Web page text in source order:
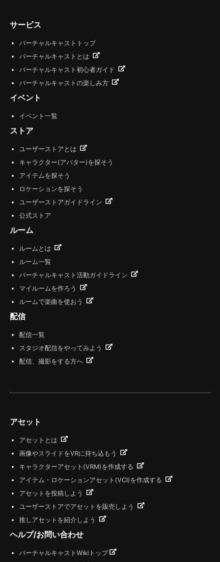
サービス
バーチャルキャストトップ
バーチャルキャストとは
バーチャルキャスト初心者ガイド
バーチャルキャストの楽しみ方
イベント
イベント一覧
ストア
ユーザーストアとは
キャラクター(アバター)を探そう
アイテムを探そう
ロケーションを探そう
ユーザーストアガイドライン
公式ストア
ルーム
ルームとは
ルーム一覧
バーチャルキャスト活動ガイドライン
マイルームを作ろう
ルームで楽曲を使おう
配信
配信一覧
スタジオ配信をやってみよう
配信、撮影をする方へ
アセット
アセットとは
画像やスライドをVRに持ち込もう
キャラクターアセット(VRM)を作成する
アイテム・ロケーションアセット(VCI)を作成する
アセットを投稿しよう
ユーザーストアでアセットを販売しよう
推しアセットを紹介しよう
ヘルプ/お問い合わせ
バーチャルキャストWikiトップ